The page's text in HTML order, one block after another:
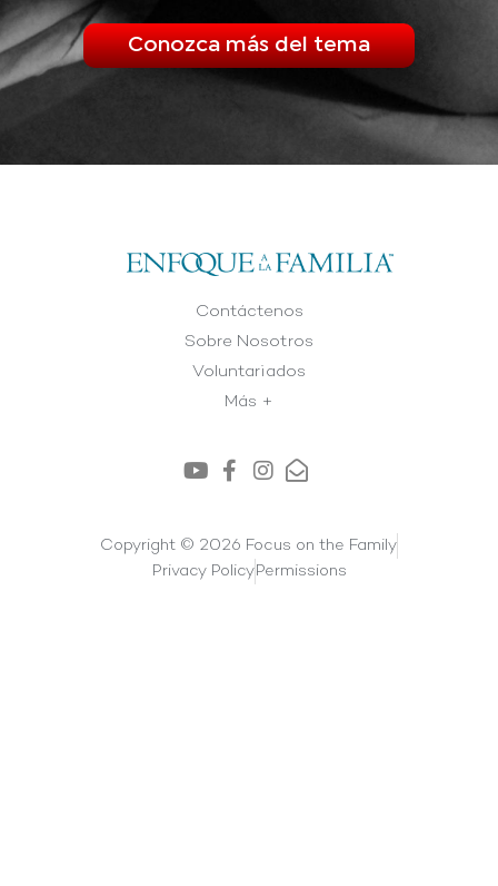
Conozca más del tema
Contáctenos
Sobre Nosotros
Voluntariados
Más +
Copyright © 2026 Focus on the Family
Privacy PolicyPermissions